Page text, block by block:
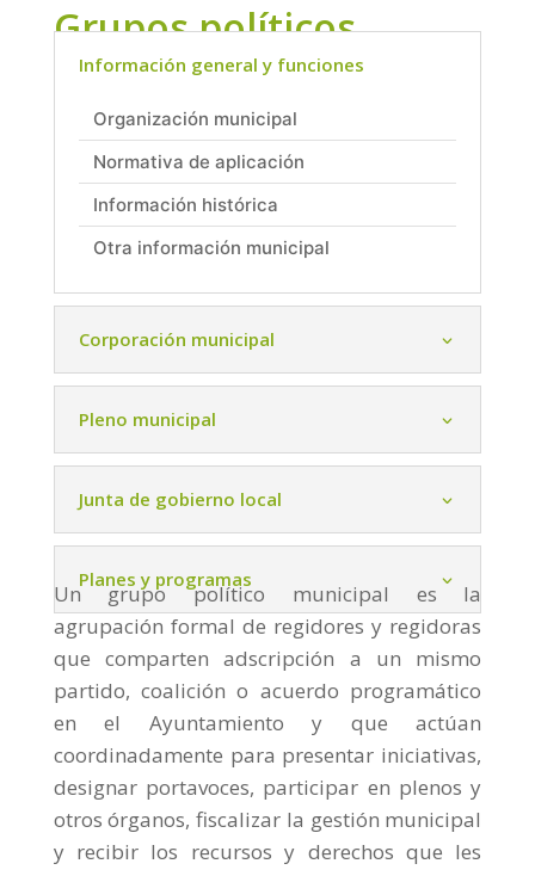
Grupos políticos
Información general y funciones
Organización municipal
Normativa de aplicación
Información histórica
Otra información municipal
Corporación municipal
Pleno municipal
Junta de gobierno local
Planes y programas
Un grupo político municipal es la
agrupación formal de regidores y regidoras
que comparten adscripción a un mismo
partido, coalición o acuerdo programático
en el Ayuntamiento y que actúan
coordinadamente para presentar iniciativas,
designar portavoces, participar en plenos y
otros órganos, fiscalizar la gestión municipal
y recibir los recursos y derechos que les